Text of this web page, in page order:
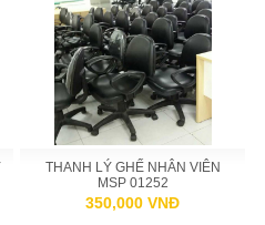
THANH LÝ GHẾ NHÂN VIÊN
MSP 01252
350,000 VNĐ